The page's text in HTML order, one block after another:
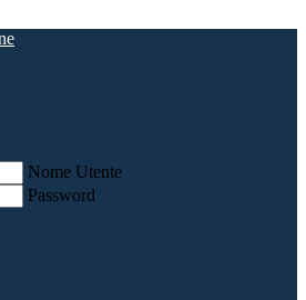
Nome Utente
Password